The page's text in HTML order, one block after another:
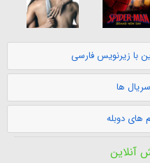
با زیرنویس فارسی
ها
های دوبله
آنلاین